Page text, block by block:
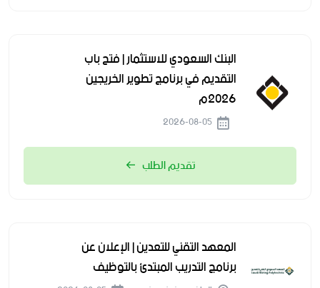
البنك السعودي للاستثمار | فتح باب
التقديم في برنامج تطوير الخريجين
2026م
تقديم الطلب
المعهد التقني للتعدين | الإعلان عن
برنامج التدريب المبتدئ بالتوظيف